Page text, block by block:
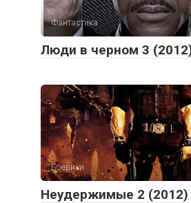
Фантастика
Люди в черном 3
Боевики
Неудержимые 2 (2012)